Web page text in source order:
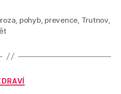
, pohyb, prevence, Trutnov,
Rubriky